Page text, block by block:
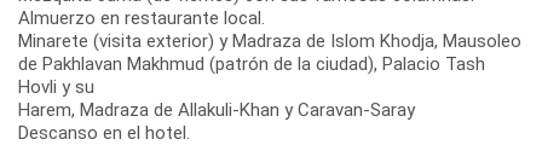
Almuerzo en restaurante local.
Minarete (visita exterior) y Madraza de Islom Khodja, Mausoleo
de Pakhlavan Makhmud (patrón de la ciudad), Palacio Tash
Hovli y su
Harem, Madraza de Allakuli-Khan y Caravan-Saray
Descanso en el hotel.